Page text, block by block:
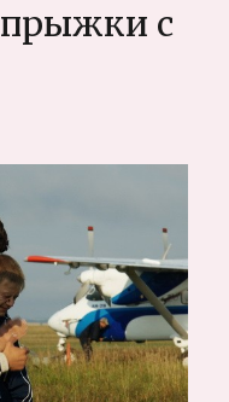
прыжки с